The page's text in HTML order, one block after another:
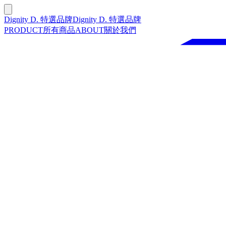
Dignity D. 特選品牌Dignity D. 特選品牌
PRODUCT所有商品ABOUT關於我們